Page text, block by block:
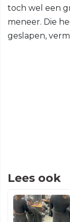
toch wel een
meneer. Die
geslapen,
Lees ook